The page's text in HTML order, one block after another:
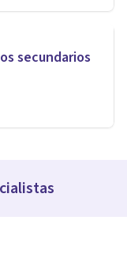
secundarios